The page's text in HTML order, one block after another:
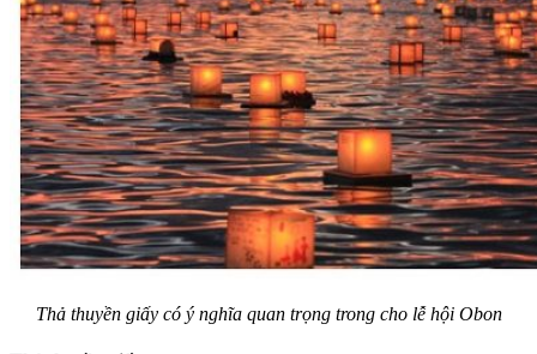
Thả thuyền giấy có ý nghĩa quan trọng trong cho lễ hội Obon